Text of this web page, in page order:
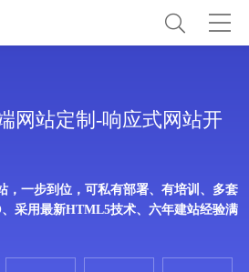
网站定制-响应式网站开
，一步到位，可私有部署、有培训、多套
采用最新HTML5技术、六年建站经验满